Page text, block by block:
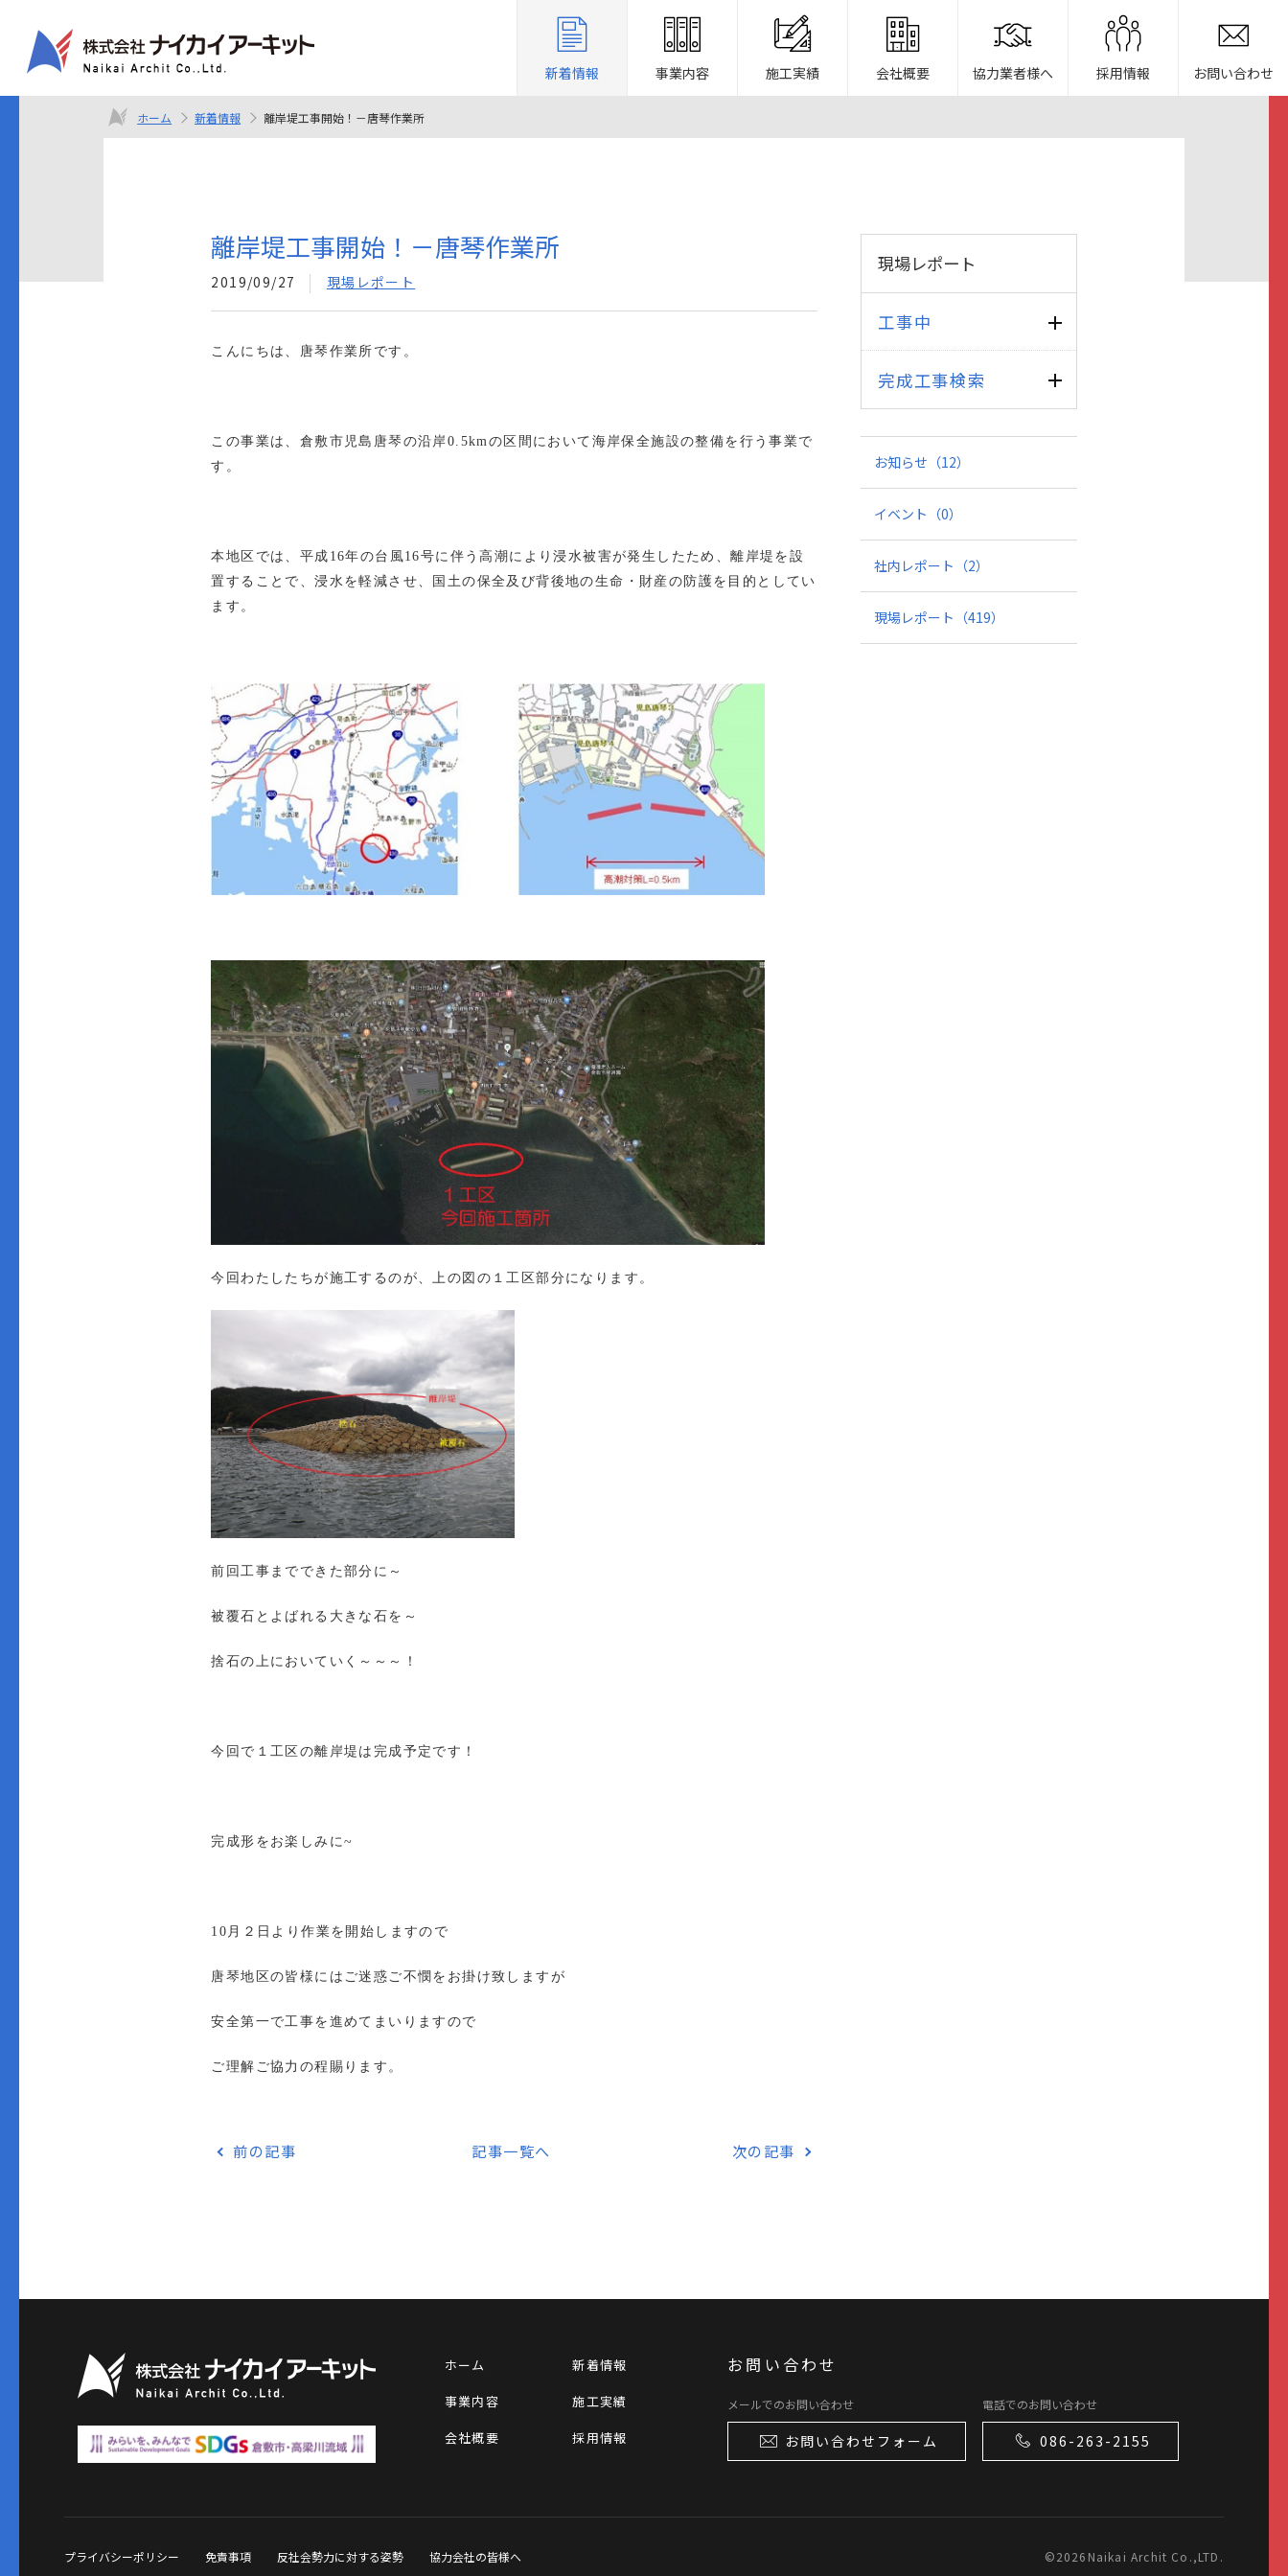
新着情報 事業内容 施工実績 会社概要 協力業者様へ 採用情報 お問い合わせ
ホーム 新着情報 離岸堤工事開始！－唐琴作業所
離岸堤工事開始！－唐琴作業所
2019/09/27 現場レポート
こんにちは、唐琴作業所です。
この事業は、倉敷市児島唐琴の沿岸0.5km の区間において海岸保全施設の整備を行う事業で
す。
本地区では、平成 16年の台風16号に伴う高潮により浸水被害が発生したため、離岸堤を設
置することで、浸水を軽減させ、国土の保全及び背後地の生命・財産の防護を目的としてい
ます。
今回わたしたちが施工するのが、上の図の１工区部分になります。
前回工事までできた部分に～
被覆石とよばれる大きな石を～
捨石の上においていく～～～！
今回で１工区の離岸堤は完成予定です！
完成形をお楽しみに~
10 月２日より作業を開始しますので
唐琴地区の皆様にはご迷惑ご不憫をお掛け致しますが
安全第一で工事を進めてまいりますので
ご理解ご協力の程賜ります。
前の記事 記事一覧へ 次の記事
現場レポート
工事中
完成工事検索
お知らせ （12）
イベント （0）
社内レポート （2）
現場レポート （419）
ホーム 新着情報
事業内容 施工実績
会社概要 採用情報
お問い合わせ
メールでのお問い合わせ
お問い合わせフォーム
電話でのお問い合わせ
086-263-2155
プライバシーポリシー 免責事項 反社会勢力に対する姿勢 協力会社の皆様へ ©2026Naikai Archit Co.,LTD.